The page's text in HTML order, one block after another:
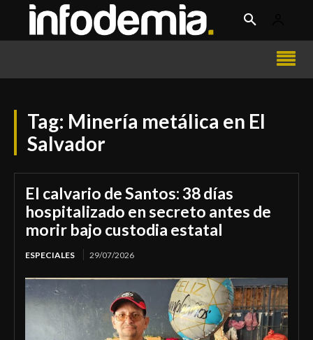
Tag: Minería metálica en El
Salvador
El calvario de Santos: 38 días
hospitalizado en secreto antes de
morir bajo custodia estatal
ESPECIALES 29/07/2026